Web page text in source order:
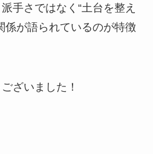
手さではなく“土台を整え
係が語られているのが特徴
ざいました！